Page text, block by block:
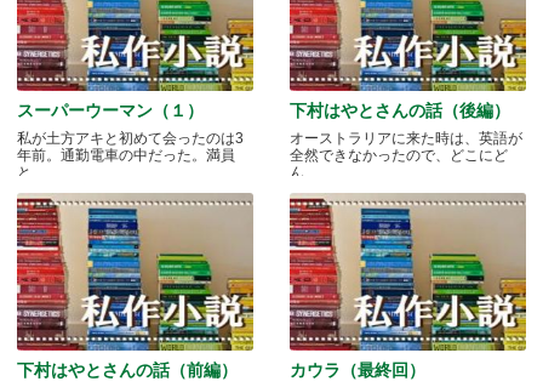
スーパーウーマン（１）
私が土方アキと初めて会ったのは3
年前。通勤電車の中だった。満員
と.....
下村はやとさんの話（後編）
オーストラリアに来た時は、英語が
全然できなかったので、どこにど
ん.....
下村はやとさんの話（前編） カウラ（最終回）